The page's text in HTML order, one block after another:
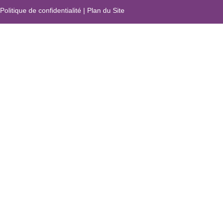
Politique de confidentialité | Plan du Site